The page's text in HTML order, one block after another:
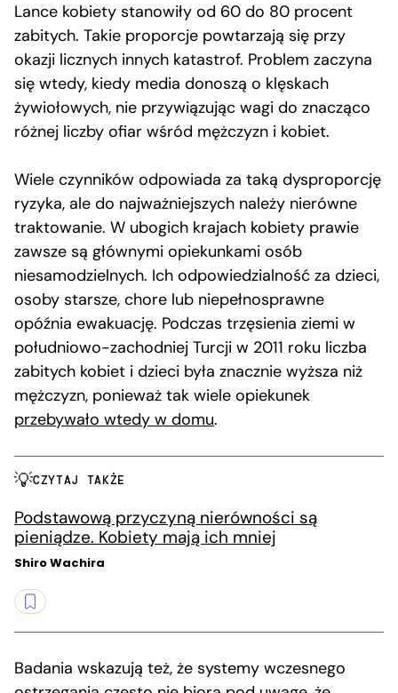
Lance kobiety stanowiły od 60 do 80 procent
zabitych. Takie proporcje powtarzają się przy
okazji licznych innych katastrof. Problem zaczyna
się wtedy, kiedy media donoszą o klęskach
żywiołowych, nie przywiązując wagi do znacząco
różnej liczby ofiar wśród mężczyzn i kobiet.
Wiele czynników odpowiada za taką dysproporcję
ryzyka, ale do najważniejszych należy nierówne
traktowanie. W ubogich krajach kobiety prawie
zawsze są głównymi opiekunkami osób
niesamodzielnych. Ich odpowiedzialność za dzieci,
osoby starsze, chore lub niepełnosprawne
opóźnia ewakuację. Podczas trzęsienia ziemi w
południowo-zachodniej Turcji w 2011 roku liczba
zabitych kobiet i dzieci była znacznie wyższa niż
mężczyzn, ponieważ tak wiele opiekunek
przebywało wtedy w domu.
CZYTAJ TAKŻE
Podstawową przyczyną nierówności są
pieniądze. Kobiety mają ich mniej
Shiro Wachira
Badania wskazują też, że systemy wczesnego